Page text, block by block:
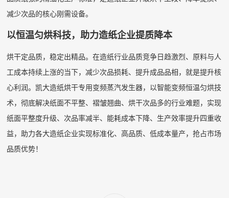
减少次品的核心刚需设备。
以恒温匀烘科技，助力造纸企业提质降本
烘干定品质，稳定出精品。在造纸行业品质竞争日趋激烈、原料与人
工成本持续上涨的当下，减少次品损耗、提升成品品相，就是提升核
心利润。凯大造纸烘干专用变频蒸汽发生器，以智能变频恒温匀烘技
术，彻底解决纸面不平整、褶皱翘曲、烘干次品多的行业难题，实现
纸面平整度升级、次品率减半、能耗成本下降、生产效率提升四重收
益，助力各大造纸企业实现标准化、高品质、低成本量产，抢占市场
品质优势！